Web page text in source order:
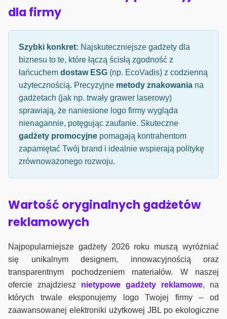
dla firmy
Szybki konkret: Najskuteczniejsze gadżety dla
biznesu to te, które łączą ścisłą zgodność z
łańcuchem dostaw ESG (np. EcoVadis) z codzienną
użytecznością. Precyzyjne metody znakowania na
gadżetach (jak np. trwały grawer laserowy)
sprawiają, że naniesione logo firmy wygląda
nienagannie, potęgując zaufanie. Skuteczne
gadżety promocyjne pomagają kontrahentom
zapamiętać Twój brand i idealnie wspierają politykę
zrównoważonego rozwoju.
Wartość oryginalnych gadżetów
reklamowych
Najpopularniejsze gadżety 2026 roku muszą wyróżniać
się unikalnym designem, innowacyjnością oraz
transparentnym pochodzeniem materiałów. W naszej
ofercie znajdziesz nietypowe gadżety reklamowe, na
których trwale eksponujemy logo Twojej firmy – od
zaawansowanej elektroniki użytkowej JBL po ekologiczne